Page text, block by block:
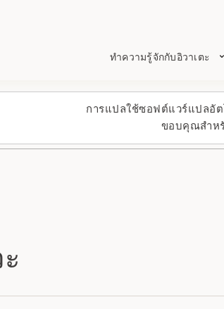
การแปลใช้ซอฟต์แวร์แปลอั
ขอบคุณสำห
ทำความรู้จักกับอิวาเตะ